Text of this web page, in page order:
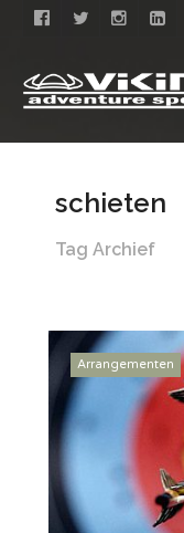
schieten
Tag Archief
Arrangementen